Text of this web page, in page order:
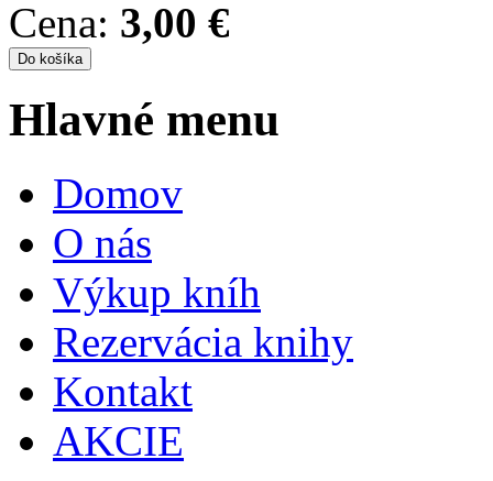
Cena: 3,00 €
Hlavné menu
Domov
O nás
Výkup kníh
Rezervácia knihy
Kontakt
AKCIE